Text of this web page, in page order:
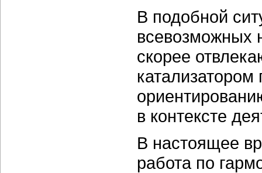
В подобной
всевозможных
скорее
катализатором
в контексте
В настоящее
работа по